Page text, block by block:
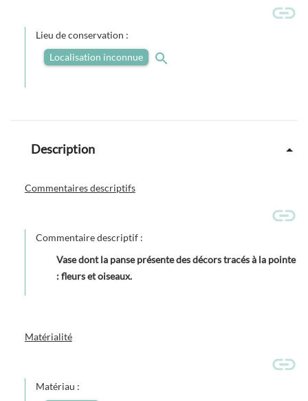
Lieu de conservation :
Localisation inconnue
Description
Commentaires descriptifs
Commentaire descriptif :
Vase dont la panse présente des décors tracés à la pointe
: fleurs et oiseaux.
Matérialité
Matériau :